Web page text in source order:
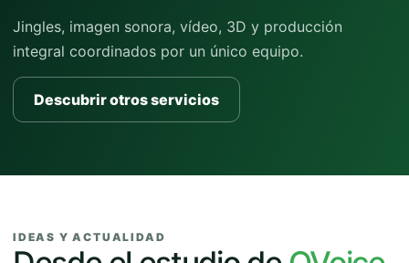
Jingles, imagen sonora, vídeo, 3D y producción
integral coordinados por un único equipo.
Descubrir otros servicios
IDEAS Y ACTUALIDAD